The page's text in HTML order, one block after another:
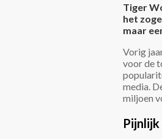
Tiger
het
maar
Vorig
voor de
media.
miljoen